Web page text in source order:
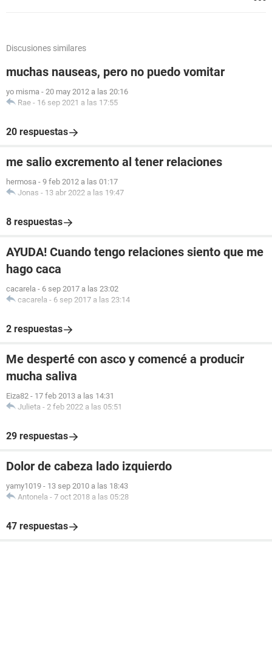
Discusiones similares
muchas nauseas, pero no puedo vomitar
yo misma - 20 may 2012 a las 20:16
Rae - 16 sep 2021 a las 17:55
20 respuestas
me salio excremento al tener relaciones
hermosa - 9 feb 2012 a las 01:17
Jonas - 13 abr 2022 a las 19:47
8 respuestas
AYUDA! Cuando tengo relaciones siento que me
hago caca
cacarela - 6 sep 2017 a las 23:02
cacarela - 6 sep 2017 a las 23:14
2 respuestas
Me desperté con asco y comencé a producir
mucha saliva
Eiza82 - 17 feb 2013 a las 14:31
Julieta - 2 feb 2022 a las 05:51
29 respuestas
Dolor de cabeza lado izquierdo
yamy1019 - 13 sep 2010 a las 18:43
Antonela - 7 oct 2018 a las 05:28
47 respuestas